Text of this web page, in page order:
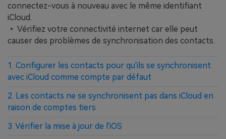
connectez-vous à nouveau avec le même identifiant
iCloud.
• Vérifiez votre connectivité internet car elle peut
causer des problèmes de synchronisation des contacts.
1. Configurer les contacts pour qu'ils se synchronisent
avec iCloud comme compte par défaut
2. Les contacts ne se synchronisent pas dans iCloud en
raison de comptes tiers
3. Vérifier la mise à jour de l'iOS